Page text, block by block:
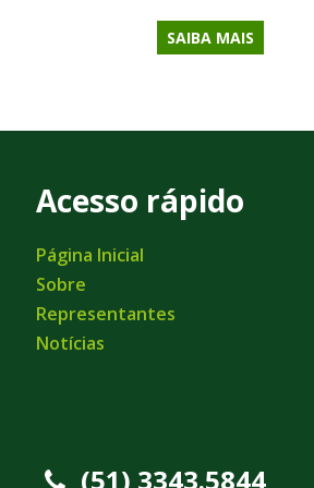
SAIBA MAIS
Acesso rápido
Página Inicial
Sobre
Representantes
Notícias
(51) 3343.5844